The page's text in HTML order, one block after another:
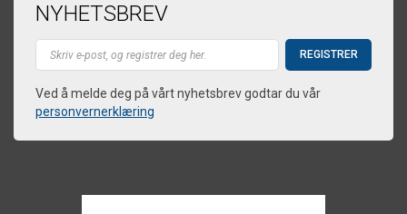
NYHETSBREV
Ved å melde deg på vårt nyhetsbrev godtar du vår
personvernerklæring